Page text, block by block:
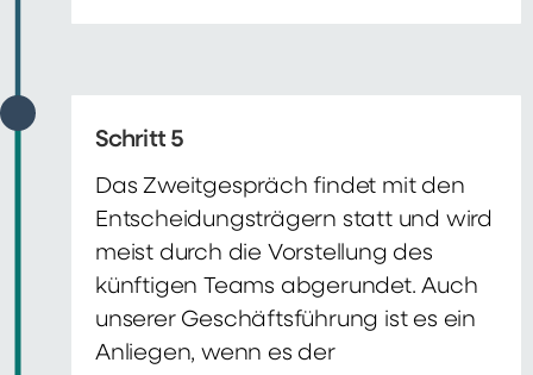
Schritt 5
Das Zweitgespräch findet mit den
Entscheidungsträgern statt und wird
meist durch die Vorstellung des
künftigen Teams abgerundet. Auch
unserer Geschäftsführung ist es ein
Anliegen, wenn es der